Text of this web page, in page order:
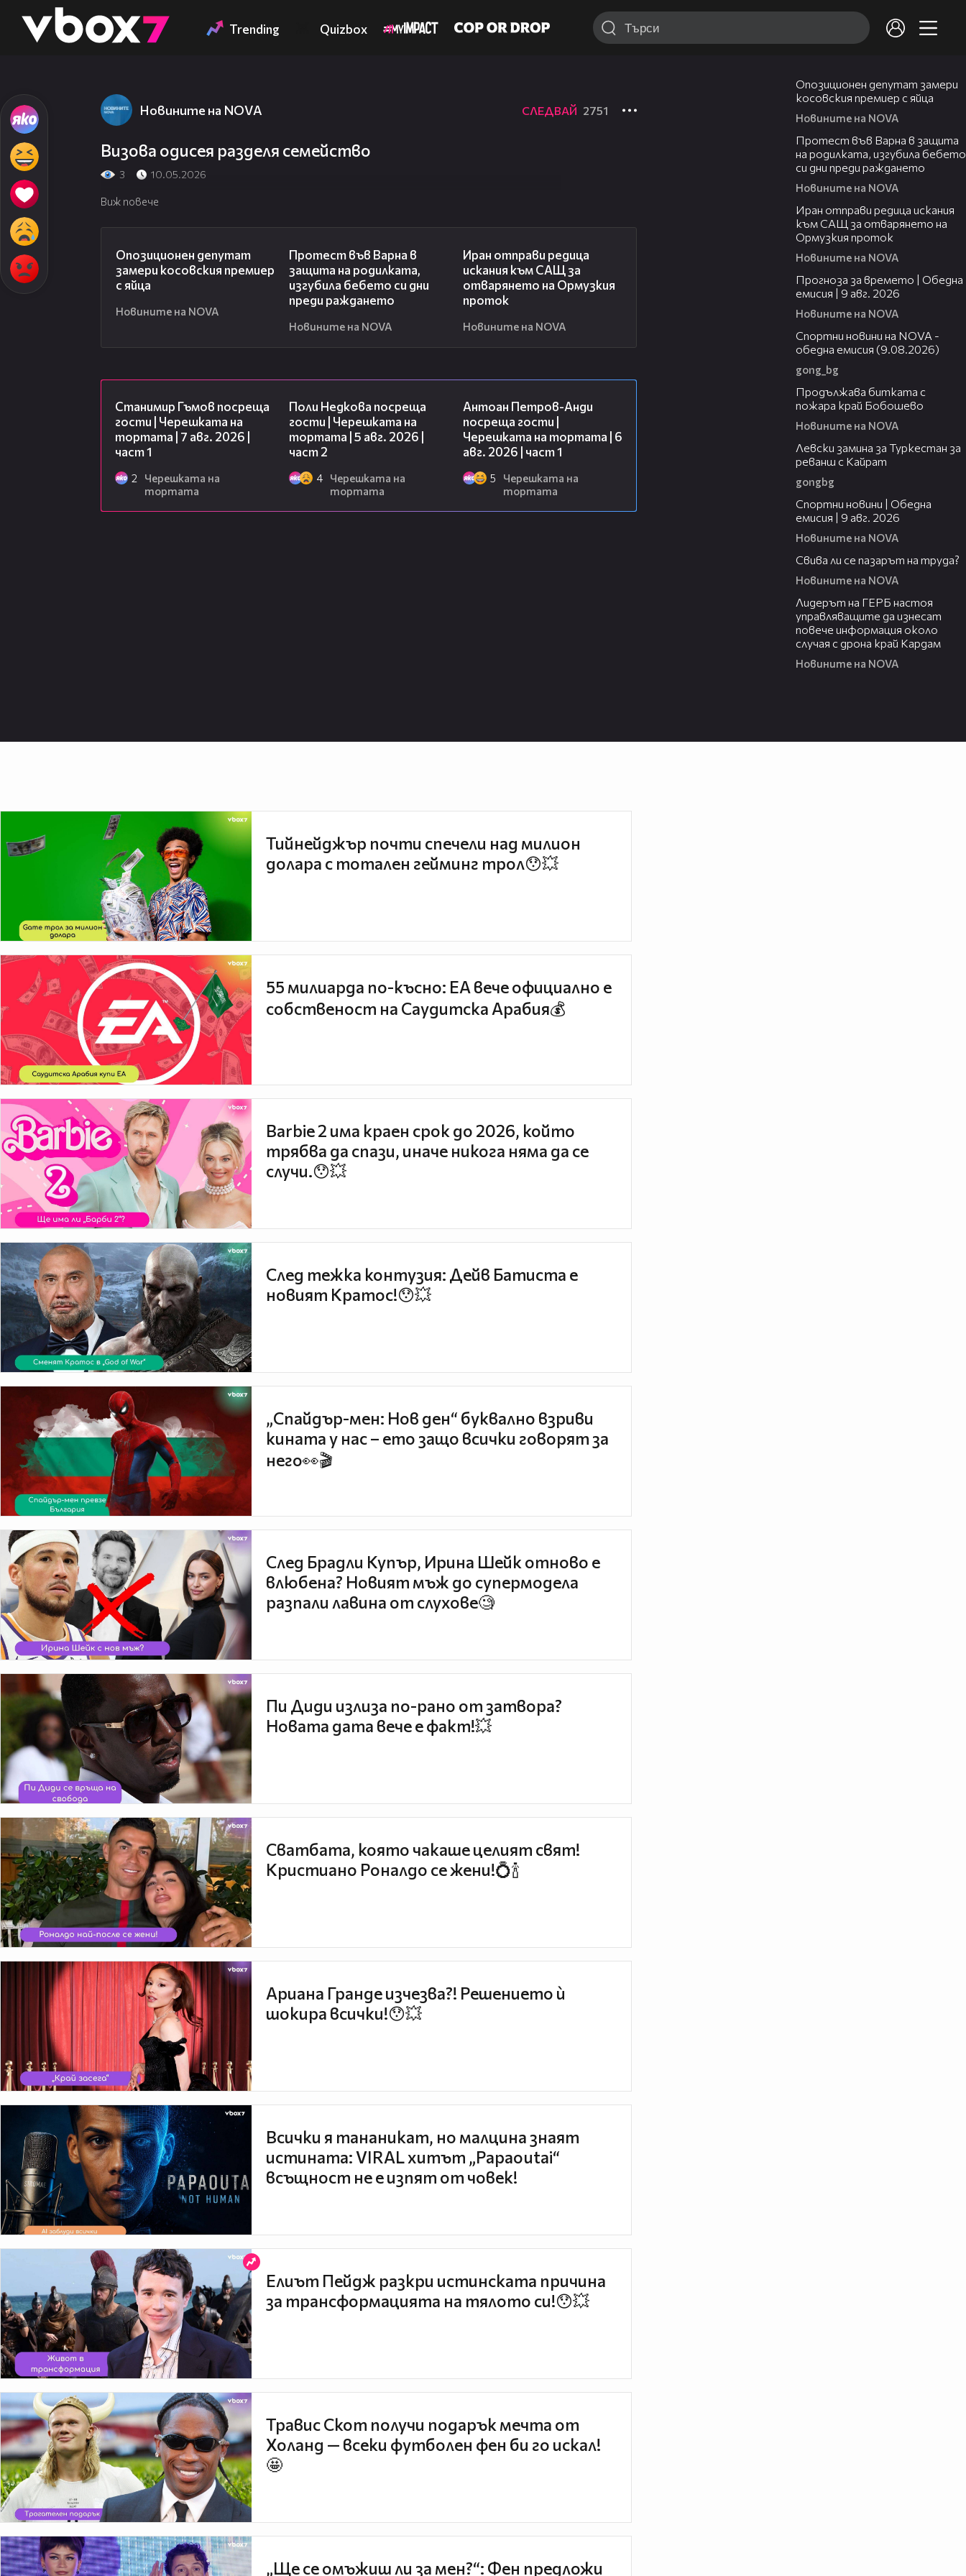
👾 Trending Quizbox
Новините на NOVA СЛЕДВАЙ 2751
Визова одисея разделя семейство
3 10.05.2026
Виж повече
Опозиционен депутат
замери косовския премиер
с яйца
Новините на NOVA
Протест във Варна в
защита на родилката,
изгубила бебето си дни
преди раждането
Новините на NOVA
Иран отправи редица
искания към САЩ за
отварянето на Ормузкия
проток
Новините на NOVA
Станимир Гъмов посреща
гости | Черешката на
тортата | 7 авг. 2026 |
част 1
2
Черешката на
тортата
Поли Недкова посреща
гости | Черешката на
тортата | 5 авг. 2026 |
част 2
4
Черешката на
тортата
Антоан Петров-Анди
посреща гости |
Черешката на тортата | 6
авг. 2026 | част 1
5
Черешката на
тортата
Опозиционен депутат замери
косовския премиер с яйца
Новините на NOVA
Протест във Варна в защита
на родилката, изгубила бебето
си дни преди раждането
Новините на NOVA
Иран отправи редица искания
към САЩ за отварянето на
Ормузкия проток
Новините на NOVA
Прогноза за времето | Обедна
емисия | 9 авг. 2026
Новините на NOVA
Спортни новини на NOVA -
обедна емисия (9.08.2026)
gong_bg
Продължава битката с
пожара край Бобошево
Новините на NOVA
Левски замина за Туркестан за
реванш с Кайрат
gongbg
Спортни новини | Обедна
емисия | 9 aвг. 2026
Новините на NOVA
Свива ли се пазарът на труда?
Новините на NOVA
Лидерът на ГЕРБ настоя
управляващите да изнесат
повече информация около
случая с дрона край Кардам
Новините на NOVA
Тийнейджър почти спечели над милион
долара с тотален гейминг трол😯💥
55 милиарда по-късно: EA вече официално е
собственост на Саудитска Арабия💰
Barbie 2 има краен срок до 2026, който
трябва да спази, иначе никога няма да се
случи.😯💥
След тежка контузия: Дейв Батиста е
новият Кратос!😯💥
„Спайдър-мен: Нов ден“ буквално взриви
кината у нас – ето защо всички говорят за
него👀🎬
След Брадли Купър, Ирина Шейк отново е
влюбена? Новият мъж до супермодела
разпали лавина от слухове🧐
Пи Диди излиза по-рано от затвора?
Новата дата вече е факт!💥
Сватбата, която чакаше целият свят!
Кристиано Роналдо се жени!💍🍾
Ариана Гранде изчезва?! Решението ѝ
шокира всички!😯💥
Всички я тананикат, но малцина знаят
истината: VIRAL хитът „Papaoutai“
всъщност не е изпят от човек!
Елиът Пейдж разкри истинската причина
за трансформацията на тялото си!😯💥
Травис Скот получи подарък мечта от
Холанд — всеки футболен фен би го искал!
🤩
„Ще се омъжиш ли за мен?“: Фен предложи